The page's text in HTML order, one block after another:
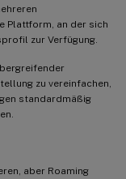
Plattform, an der sich
zur Verfügung.
zu vereinfachen,
standardmäßig
aber Roaming